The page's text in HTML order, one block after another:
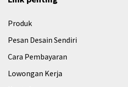
Produk
Pesan Desain Sendiri
Cara Pembayaran
Lowongan Kerja